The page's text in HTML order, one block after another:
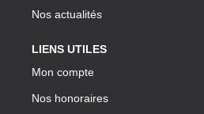
Nos actualités
LIENS UTILES
Mon compte
Nos honoraires